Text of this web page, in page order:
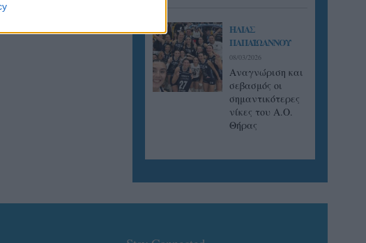
ΗΛΙΑΣ
ΠΑΠΑΪΩΑΝΝΟΥ
08/03/2026
Αναγνώριση και
σεβασμός οι
σημαντικότερες
νίκες του Α.Ο.
Θήρας